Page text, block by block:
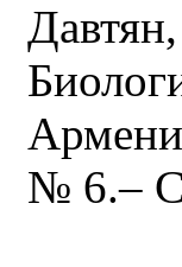
№ 6.–